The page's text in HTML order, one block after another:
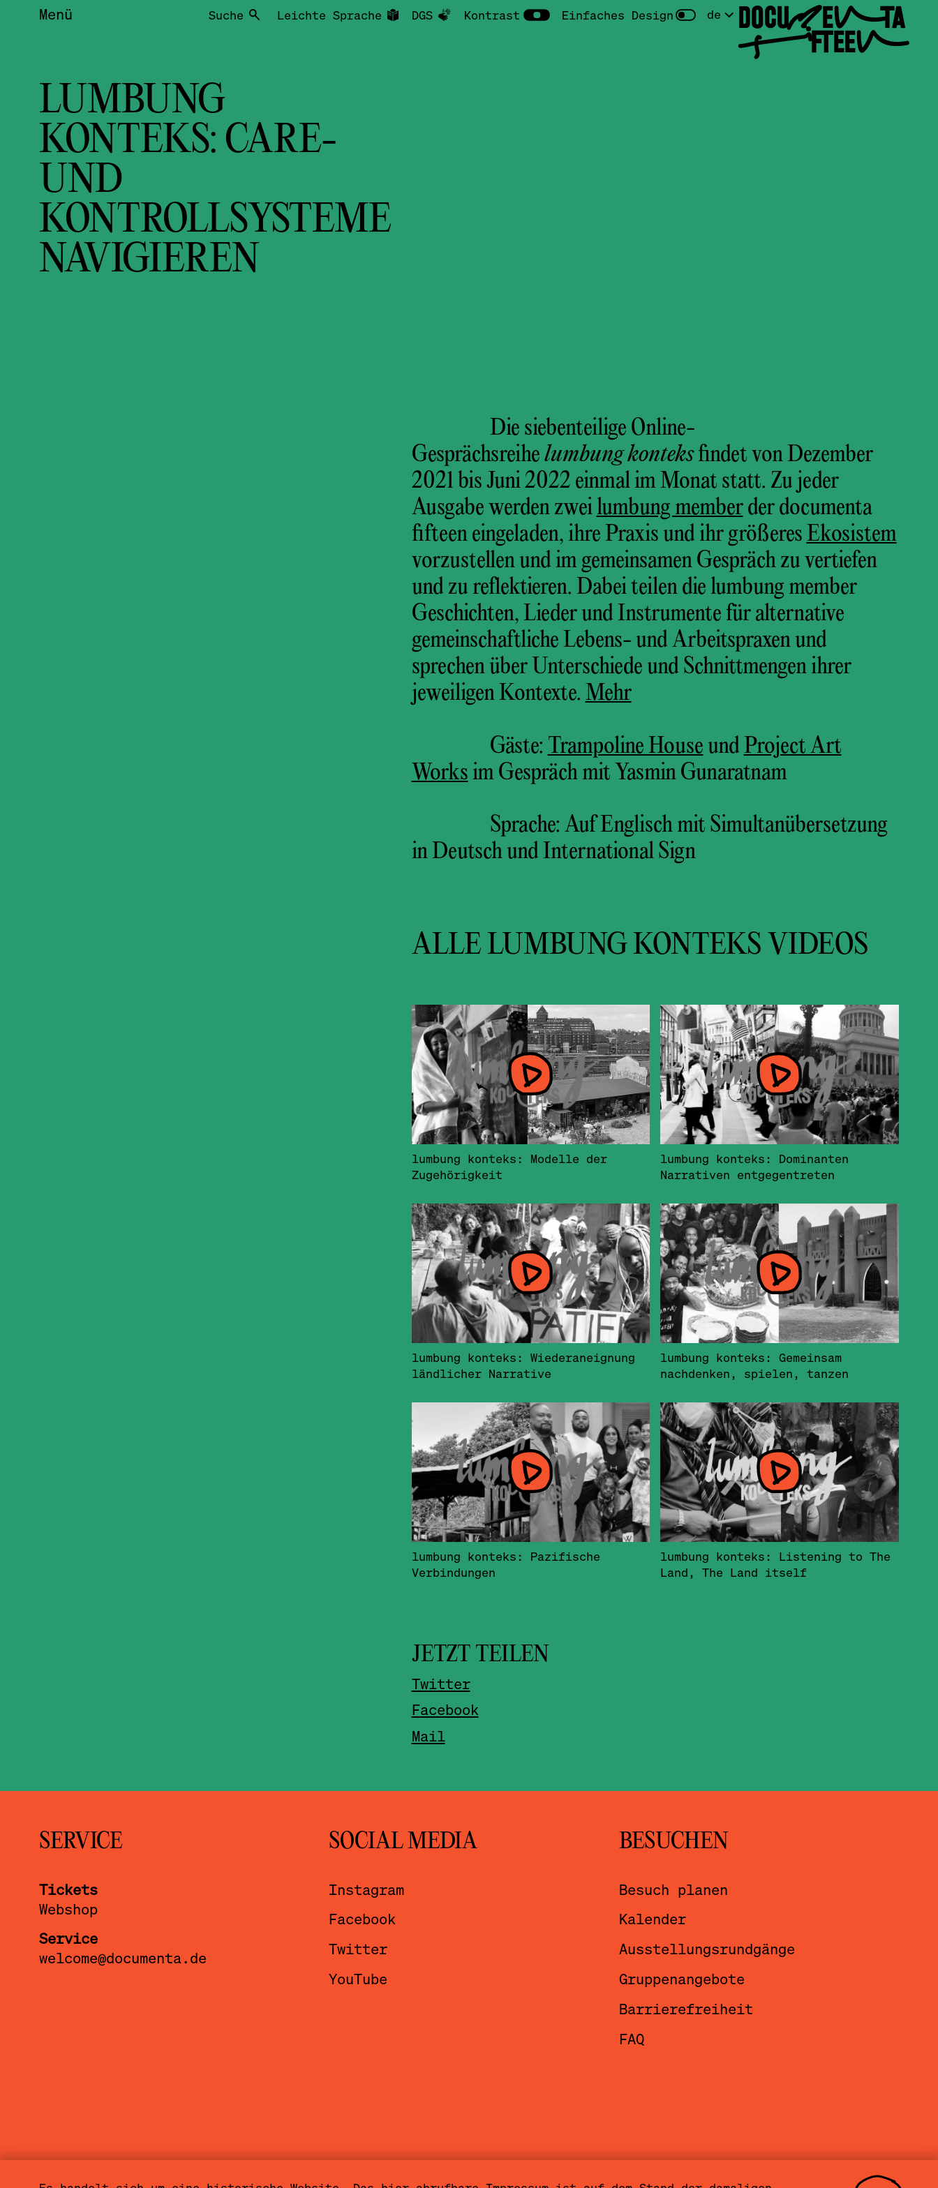
Menü Suche Leichte Sprache DGS Kontrast Einfaches Design de DOCUMENTA
FIFTEEN
LUMBUNG
KONTEKS: CARE-
UND
KONTROLLSYSTEME
NAVIGIEREN
Die siebenteilige Online-
Gesprächsreihe lumbung konteksfindet von Dezember
2021 bis Juni 2022 einmal im Monat statt. Zu jeder
Ausgabe werden zweilumbung memberder documenta
fifteen eingeladen, ihre Praxis und ihr größeres Ekosistem
vorzustellen und im gemeinsamen Gespräch zu vertiefen
und zu reflektieren. Dabei teilen die lumbung member
Geschichten, Lieder und Instrumente für alternative
gemeinschaftliche Lebens- und Arbeitspraxen und
sprechen über Unterschiede und Schnittmengen ihrer
jeweiligen Kontexte. Mehr
Gäste: Trampoline House und Project Art
Works im Gespräch mit Yasmin Gunaratnam
Sprache: Auf Englisch mit Simultanübersetzung
in Deutsch und International Sign
ALLE LUMBUNG KONTEKS VIDEOS
lumbung konteks: Modelle der
Zugehörigkeit
lumbung konteks: Dominanten
Narrativen entgegentreten
lumbung konteks: Wiederaneignung
ländlicher Narrative
lumbung konteks: Gemeinsam
nachdenken, spielen, tanzen
lumbung konteks: Pazifische
Verbindungen
lumbung konteks: Listening to The
Land, The Land itself
JETZT TEILEN
Twitter
Facebook
Mail
SERVICE
Tickets
Webshop
Service
welcome@documenta.de
SOCIAL MEDIA
Instagram
Facebook
Twitter
YouTube
BESUCHEN
Besuch planen
Kalender
Ausstellungsrundgänge
Gruppenangebote
Barrierefreiheit
FAQ